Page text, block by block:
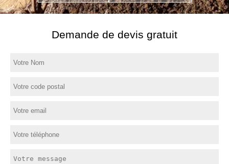
Demande de devis gratuit